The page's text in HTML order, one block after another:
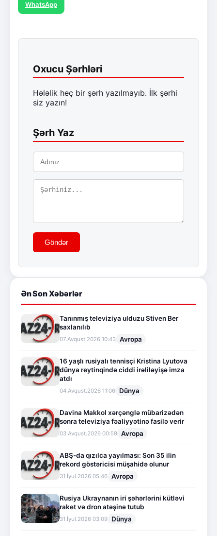
WhatsApp
Oxucu Şərhləri
Hələlik heç bir şərh yazılmayıb. İlk şərhi
siz yazın!
Şərh Yaz
Göndər
Ən Son Xəbərlər
Tanınmış televiziya ulduzu Stiven Ber
saxlanılıb
07.Avqust.2026 10:43 Avropa
16 yaşlı rusiyalı tennisçi Kristina Lyutova
dünya reytinqində ciddi irəliləyişə imza
atdı
04.Avqust.2026 11:06 Dünya
Davina Makkol xərçənglə mübarizədən
sonra televiziya fəaliyyətinə fasilə verir
03.Avqust.2026 00:59 Avropa
ABŞ-da qızılca yayılması: Son 35 ilin
rekord göstəricisi müşahidə olunur
31.İyul.2026 05:46 Avropa
Rusiya Ukraynanın iri şəhərlərini kütləvi
raket və dron atəşinə tutub
31.İyul.2026 03:09 Dünya